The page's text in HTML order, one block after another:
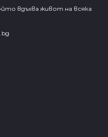
вдъхва живот на всяка